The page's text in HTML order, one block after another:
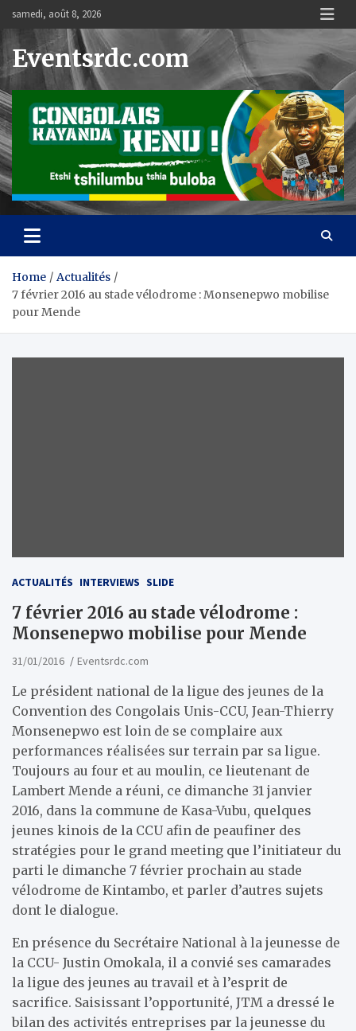
content
samedi, août 8, 2026
Eventsrdc.com
Home
Actualités
7 février 2016 au stade vélodrome : Monsenepwo mobilise
pour Mende
ACTUALITÉS INTERVIEWS SLIDE
7 février 2016 au stade vélodrome :
Monsenepwo mobilise pour Mende
31/01/2016 Eventsrdc.com
Le président national de la ligue des jeunes de la
Convention des Congolais Unis-CCU, Jean-Thierry
Monsenepwo est loin de se complaire aux
performances réalisées sur terrain par sa ligue.
Toujours au four et au moulin, ce lieutenant de
Lambert Mende a réuni, ce dimanche 31 janvier
2016, dans la commune de Kasa-Vubu, quelques
jeunes kinois de la CCU afin de peaufiner des
stratégies pour le grand meeting que l’initiateur du
parti le dimanche 7 février prochain au stade
vélodrome de Kintambo, et parler d’autres sujets
dont le dialogue.
En présence du Secrétaire National à la jeunesse de
la CCU- Justin Omokala, il a convié ses camarades
la ligue des jeunes au travail et à l’esprit de
sacrifice. Saisissant l’opportunité, JTM a dressé le
bilan des activités entreprises par la jeunesse du